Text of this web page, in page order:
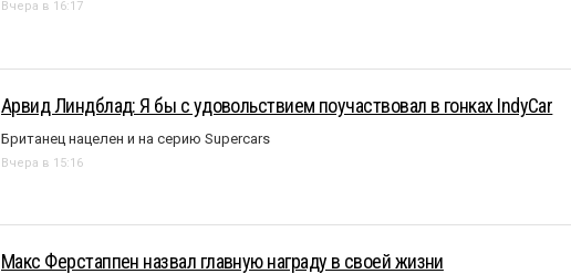
Вчера в 16:17
Арвид Линдблад: Я бы с удовольствием поучаствовал в гонках IndyCar
Британец нацелен и на серию Supercars
Вчера в 15:16
Макс Ферстаппен назвал главную награду в своей жизни